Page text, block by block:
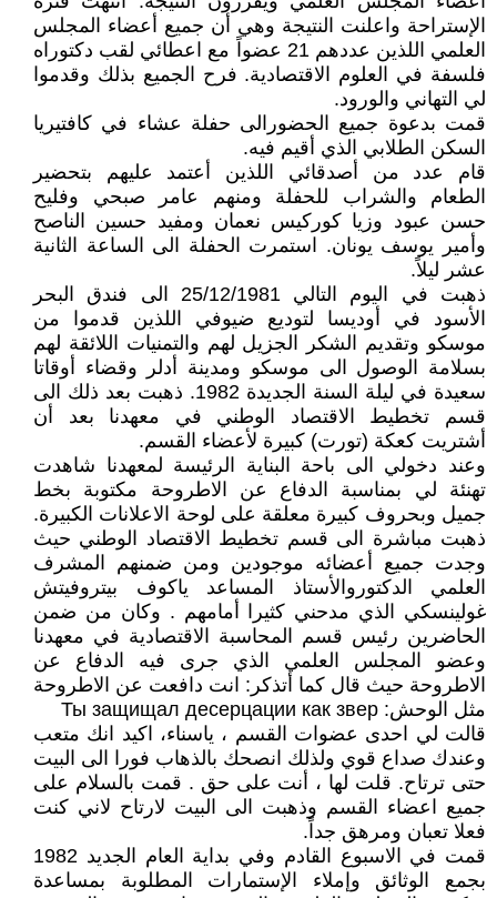
الإستراحة واعلنت النتيجة وهي أن جميع أعضاء المجلس
العلمي اللذين عددهم 21 عضواً مع اعطائي لقب دكتوراه
فلسفة في العلوم الاقتصادية. فرح الجميع بذلك وقدموا
لي التهاني والورود.
قمت بدعوة جميع الحضورالى حفلة عشاء في كافتيريا
السكن الطلابي الذي أقيم فيه.
قام عدد من أصدقائي اللذين أعتمد عليهم بتحضير
الطعام والشراب للحفلة ومنهم عامر صبحي وفليح
حسن عبود وزيا كوركيس نعمان ومفيد حسين الناصح
وأمير يوسف يونان. استمرت الحفلة الى الساعة الثانية
عشر ليلاً.
ذهبت في اليوم التالي 25/12/1981 الى فندق البحر
الأسود في أوديسا لتوديع ضيوفي اللذين قدموا من
موسكو وتقديم الشكر الجزيل لهم والتمنيات اللائقة لهم
بسلامة الوصول الى موسكو ومدينة أدلر وقضاء أوقاتا
سعيدة في ليلة السنة الجديدة 1982. ذهبت بعد ذلك الى
قسم تخطيط الاقتصاد الوطني في معهدنا بعد أن
أشتريت كعكة (تورت) كبيرة لأعضاء القسم.
وعند دخولي الى باحة البناية الرئيسة لمعهدنا شاهدت
تهنئة لي بمناسبة الدفاع عن الاطروحة مكتوبة بخط
جميل وبحروف كبيرة معلقة على لوحة الاعلانات الكبيرة.
ذهبت مباشرة الى قسم تخطيط الاقتصاد الوطني حيث
وجدت جميع أعضائه موجودين ومن ضمنهم المشرف
العلمي الدكتوروالأستاذ المساعد ياكوف بيتروفيتش
غولينسكي الذي مدحني كثيرا أمامهم . وكان من ضمن
الحاضرين رئيس قسم المحاسبة الاقتصادية في معهدنا
وعضو المجلس العلمي الذي جرى فيه الدفاع عن
الاطروحة حيث قال كما أتذكر: انت دافعت عن الاطروحة
مثل الوحش: Ты защищал десерцации как звер
قالت لي احدى عضوات القسم ، ياسناء، اكيد انك متعب
وعندك صداع قوي ولذلك انصحك بالذهاب فورا الى البيت
حتى ترتاح. قلت لها ، أنت على حق . قمت بالسلام على
جميع اعضاء القسم وذهبت الى البيت لارتاح لاني كنت
فعلا تعبان ومرهق جداً.
قمت في الاسبوع القادم وفي بداية العام الجديد 1982
بجمع الوثائق وإملاء الإستمارات المطلوبة بمساعدة